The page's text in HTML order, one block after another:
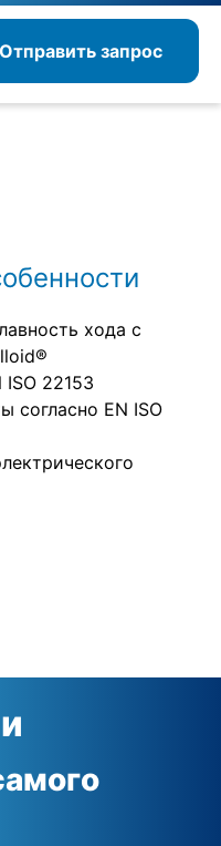
Отправить запрос
хода с
22153
согласно EN ISO